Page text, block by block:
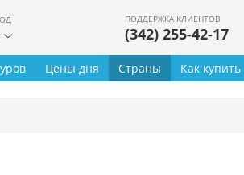
ПОДДЕРЖКА КЛИЕНТОВ
(342) 255-42-17
Цены дня Страны Как купить